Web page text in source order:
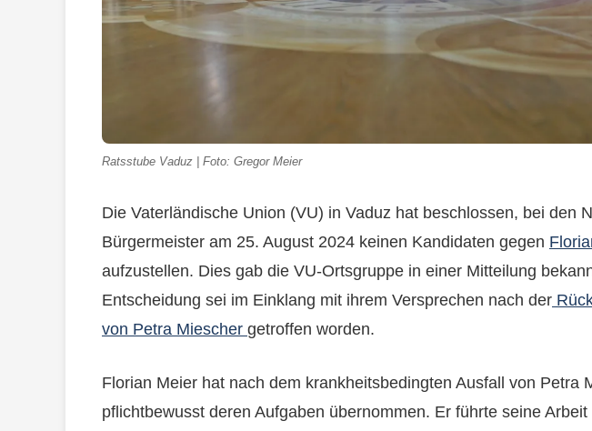
Ratsstube Vaduz | Foto: Gregor Meier
Die Vaterländische Union (VU) in Vaduz hat beschlossen, bei den
Bürgermeister am 25. August 2024 keinen Kandidaten gegen
aufzustellen. Dies gab die VU-Ortsgruppe in einer Mitteilung
Entscheidung sei im Einklang mit ihrem Versprechen nach der
von Petra Miescher getroffen worden.
Florian Meier hat nach dem krankheitsbedingten Ausfall von Petra
pflichtbewusst deren Aufgaben übernommen. Er führte seine